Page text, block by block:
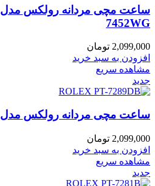
7452WG
2,099,000 تومان
افزودن به سبد خرید
مشاهده سریع
جدید
ساعت مچی مردانه رولکس مدل ROLEX PT-7289DB
2,099,000 تومان
افزودن به سبد خرید
مشاهده سریع
جدید